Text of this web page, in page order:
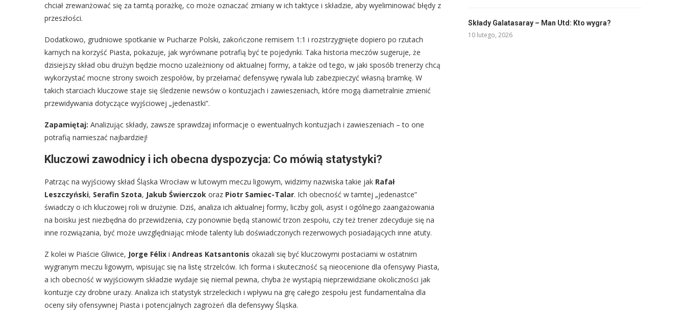
chciał zrewanżować się za tamtą porażkę, co może oznaczać zmiany w ich taktyce i składzie, aby wyeliminować błędy z
przeszłości.
Dodatkowo, grudniowe spotkanie w Pucharze Polski, zakończone remisem 1:1 i rozstrzygnięte dopiero po rzutach
karnych na korzyść Piasta, pokazuje, jak wyrównane potrafią być te pojedynki. Taka historia meczów sugeruje, że
dzisiejszy skład obu drużyn będzie mocno uzależniony od aktualnej formy, a także od tego, w jaki sposób trenerzy chcą
wykorzystać mocne strony swoich zespołów, by przełamać defensywę rywala lub zabezpieczyć własną bramkę. W
takich starciach kluczowe staje się śledzenie newsów o kontuzjach i zawieszeniach, które mogą diametralnie zmienić
przewidywania dotyczące wyjściowej „jedenastki”.
Zapamiętaj: Analizując składy, zawsze sprawdzaj informacje o ewentualnych kontuzjach i zawieszeniach – to one
potrafią namieszać najbardziej!
Kluczowi zawodnicy i ich obecna dyspozycja: Co mówią statystyki?
Patrząc na wyjściowy skład Śląska Wrocław w lutowym meczu ligowym, widzimy nazwiska takie jak Rafał
Leszczyński, Serafin Szota, Jakub Świerczok oraz Piotr Samiec-Talar. Ich obecność w tamtej „jedenastce”
świadczy o ich kluczowej roli w drużynie. Dziś, analiza ich aktualnej formy, liczby goli, asyst i ogólnego zaangażowania
na boisku jest niezbędna do przewidzenia, czy ponownie będą stanowić trzon zespołu, czy też trener zdecyduje się na
inne rozwiązania, być może uwzględniając młode talenty lub doświadczonych rezerwowych posiadających inne atuty.
Z kolei w Piaście Gliwice, Jorge Félix i Andreas Katsantonis okazali się być kluczowymi postaciami w ostatnim
wygranym meczu ligowym, wpisując się na listę strzelców. Ich forma i skuteczność są nieocenione dla ofensywy Piasta,
a ich obecność w wyjściowym składzie wydaje się niemal pewna, chyba że wystąpią nieprzewidziane okoliczności jak
kontuzje czy drobne urazy. Analiza ich statystyk strzeleckich i wpływu na grę całego zespołu jest fundamentalna dla
oceny siły ofensywnej Piasta i potencjalnych zagrożeń dla defensywy Śląska.
Składy Galatasaray – Man Utd: Kto wygra?
10 lutego, 2026